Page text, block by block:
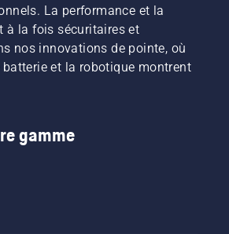
La performance et la
à la fois sécuritaires et
nos innovations de pointe, où
et la robotique montrent
gamme